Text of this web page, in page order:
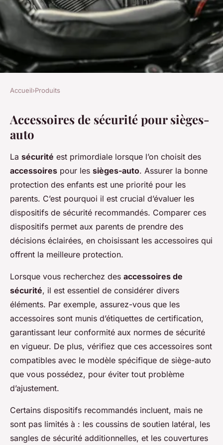
Les meilleurs accessoires pour
sièges-auto
Éva•22 avril 2025•5 min de lecture
Accueil›Produits
Accessoires de sécurité pour sièges-
auto
La sécurité est primordiale lorsque l’on choisit des
accessoires pour les sièges-auto. Assurer la bonne
protection des enfants est une priorité pour les
parents. C’est pourquoi il est crucial d’évaluer les
dispositifs de sécurité recommandés. Comparer ces
dispositifs permet aux parents de prendre des
décisions éclairées, en choisissant les accessoires qui
offrent la meilleure protection.
Lorsque vous recherchez des accessoires de
sécurité, il est essentiel de considérer divers
éléments. Par exemple, assurez-vous que les
accessoires sont munis d’étiquettes de certification,
garantissant leur conformité aux normes de sécurité
en vigueur. De plus, vérifiez que ces accessoires sont
compatibles avec le modèle spécifique de siège-auto
que vous possédez, pour éviter tout problème
d’ajustement.
Certains dispositifs recommandés incluent, mais ne
sont pas limités à : les coussins de soutien latéral, les
sangles de sécurité additionnelles, et les couvertures